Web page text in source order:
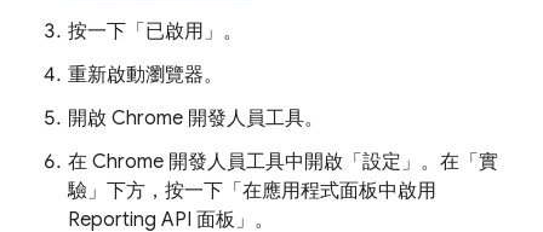
按一下「已啟用」 。
重新啟動瀏覽器。
開啟 Chrome 開發人員工具。
在 Chrome 開發人員工具中開啟「設定」。在「實
驗」下方，按一下「在應用程式面板中啟用
Reporting API 面板」 。